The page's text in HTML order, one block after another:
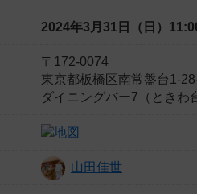
2024年3月31日（日）
〒172-0074
東京都板橋区南常盤台1-
ダイニングバー7（ときわ
山田佳世